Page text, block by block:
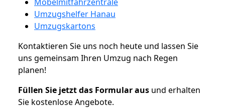
Umzugshelfer Hanau
Umzugskartons
Kontaktieren Sie uns noch heute und lassen Sie
uns gemeinsam Ihren Umzug nach Regen
planen!
Füllen Sie jetzt das Formular aus und erhalten
Sie kostenlose Angebote.